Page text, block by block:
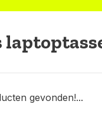
gevonden!...